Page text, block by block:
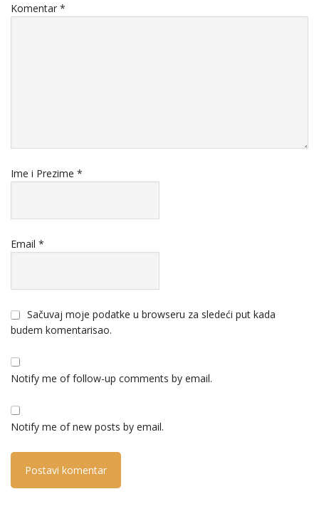
Komentar *
Ime i Prezime *
Email *
Sačuvaj moje podatke u browseru za sledeći put kada
budem komentarisao.
Notify me of follow-up comments by email.
Notify me of new posts by email.